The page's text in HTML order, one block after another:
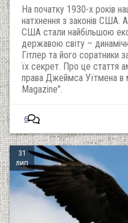
На початку 1930-х років
натхнення з законів США.
США стали найбільшою
державою світу –
Гітлер та його соратники
їх секрет. Про це стаття
права Джеймса Уїтмена в
Magazine".
6
31
лип